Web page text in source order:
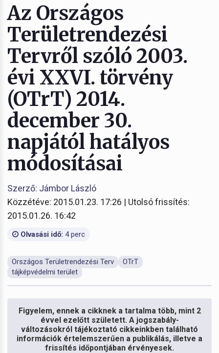
Az Országos
Területrendezési
Tervről szóló 2003.
évi XXVI. törvény
(OTrT) 2014.
december 30.
napjától hatályos
módosításai
Szerző: Jámbor László
Közzétéve: 2015.01.23. 17:26 | Utolsó frissítés:
2015.01.26. 16:42
Olvasási idő: 4 perc
Országos Területrendezési Terv
OTrT
tájképvédelmi terület
Figyelem, ennek a cikknek a tartalma több, mint 2
évvel ezelőtt született. A jogszabály-
változásokról tájékoztató cikkeinkben található
információk értelemszerűen a publikálás, illetve a
frissítés időpontjában érvényesek.